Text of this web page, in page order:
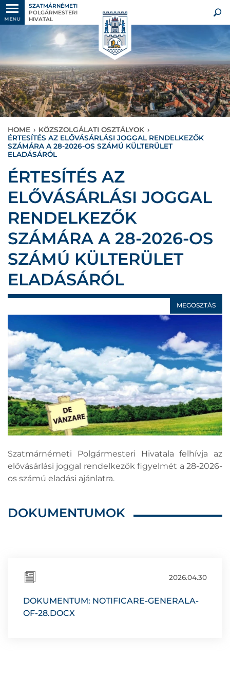
MENU
SZATMÁRNÉMETI
POLGÁRMESTERI
HIVATAL
HOME › KÖZSZOLGÁLATI OSZTÁLYOK ›
ÉRTESÍTÉS AZ ELŐVÁSÁRLÁSI JOGGAL RENDELKEZŐK
SZÁMÁRA A 28-2026-OS SZÁMÚ KÜLTERÜLET
ELADÁSÁRÓL
ÉRTESÍTÉS AZ
ELŐVÁSÁRLÁSI JOGGAL
RENDELKEZŐK
SZÁMÁRA A 28-2026-OS
SZÁMÚ KÜLTERÜLET
ELADÁSÁRÓL
MEGOSZTÁS
Szatmárnémeti Polgármesteri Hivatala felhívja az
elővásárlási joggal rendelkezők figyelmét a 28-2026-
os számú eladási ajánlatra.
DOKUMENTUMOK
2026.04.30
DOKUMENTUM: NOTIFICARE-GENERALA-
OF-28.DOCX